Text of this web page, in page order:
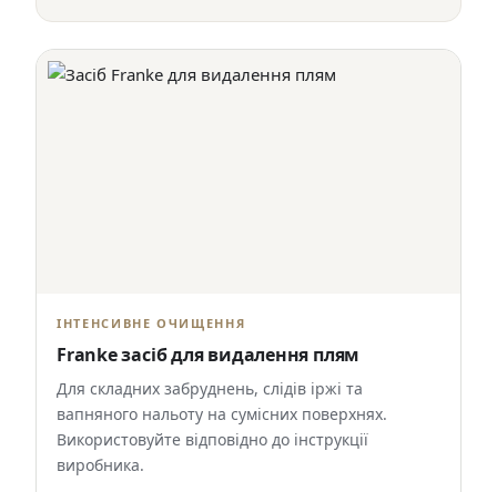
ІНТЕНСИВНЕ ОЧИЩЕННЯ
Franke засіб для видалення плям
Для складних забруднень, слідів іржі та
вапняного нальоту на сумісних поверхнях.
Використовуйте відповідно до інструкції
виробника.